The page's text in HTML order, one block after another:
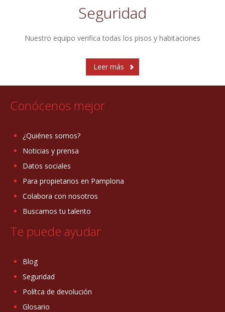
Seguridad
Nuestro equipo verifica todas los pisos y habitaciones
Leer más
Conócenos mejor
¿Quiénes somos?
Noticias y prensa
Datos sociales
Para propietarios en Pamplona
Colabora con nosotros
Buscamos tu talento
Te puede ayudar
Blog
Seguridad
Polítca de devolución
Glosario